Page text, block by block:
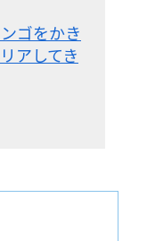
ゴをかき
アしてき